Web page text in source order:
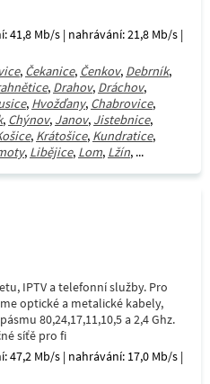
41,8 Mb/s | nahrávání: 21,8 Mb/s |
, Čekanice, Čenkov, Debrník,
, Drahov, Dráchov,
, Hvožďany, Chabrovice,
, Chýnov, Janov, Jistebnice,
, Krátošice, Kundratice,
, Libějice, Lom, Lžín, ...
IPTV a telefonní služby. Pro
optické a metalické kabely,
80,24,17,11,10,5 a 2,4 Ghz.
síťě pro fi
47,2 Mb/s | nahrávání: 17,0 Mb/s |